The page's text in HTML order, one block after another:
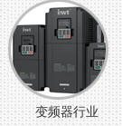
变频器行业